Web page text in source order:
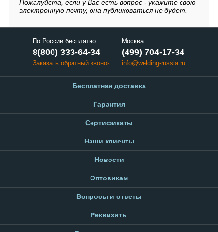
Пожалуйста, если у Вас есть вопрос - укажите свою
электронную почту, она публиковаться не будет.
По России бесплатно
8(800) 333-64-34
Заказать обратный звонок
Москва
(499) 704-17-34
info@welding-russia.ru
Бесплатная доставка
Гарантия
Сертификаты
Наши клиенты
Новости
Оптовикам
Вопросы и ответы
Реквизиты